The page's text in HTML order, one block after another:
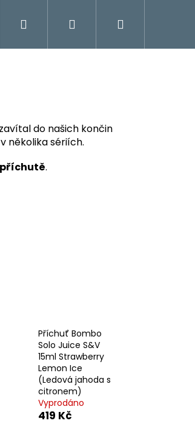
Napište námPřihlášení
do našich končin
v několika sériích.
.
Příchuť Bombo
Solo Juice S&V
15ml Strawberry
Lemon Ice
(Ledová jahoda s
citronem)
Vyprodáno
419 Kč